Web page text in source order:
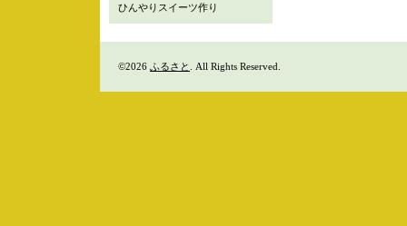
ひんやりスイーツ作り
©2026 ふるさと . All Rights Reserved.